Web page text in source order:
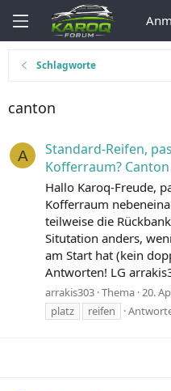
Schlagworte
canton
A
Standard-Reifen,
Kofferraum?
Hallo Karoq-Freude,
Kofferraum
teilweise die
Situtation anders,
am Start hat (kein
Antworten! LG
arrakis303 Thema 20.
platz
reifen